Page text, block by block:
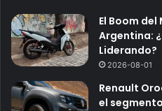
El Boom
Argentina:
Liderando?
2026-08-01
Renault
el